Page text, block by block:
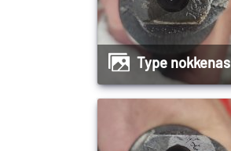
Type nokkenas